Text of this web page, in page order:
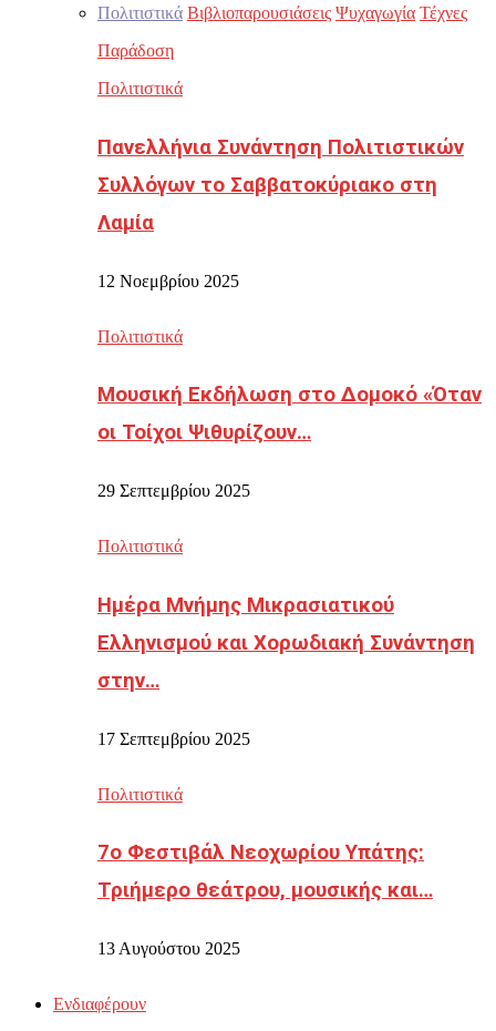
Πολιτιστικά Βιβλιοπαρουσιάσεις Ψυχαγωγία Τέχνες
Παράδοση
Πολιτιστικά
Πανελλήνια Συνάντηση Πολιτιστικών
Συλλόγων το Σαββατοκύριακο στη
Λαμία
12 Νοεμβρίου 2025
Πολιτιστικά
Μουσική Εκδήλωση στο Δομοκό «Όταν
οι Τοίχοι Ψιθυρίζουν…
29 Σεπτεμβρίου 2025
Πολιτιστικά
Ημέρα Μνήμης Μικρασιατικού
Ελληνισμού και Χορωδιακή Συνάντηση
στην…
17 Σεπτεμβρίου 2025
Πολιτιστικά
7ο Φεστιβάλ Νεοχωρίου Υπάτης:
Τριήμερο θεάτρου, μουσικής και…
13 Αυγούστου 2025
Ενδιαφέρουν